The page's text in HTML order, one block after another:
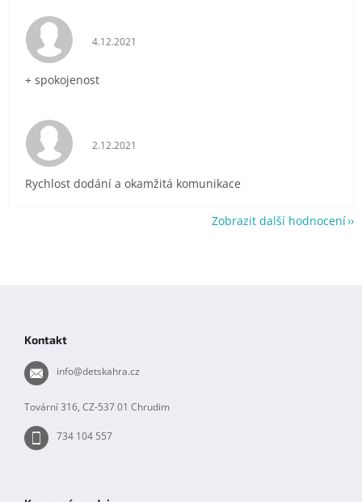
Hodnocení obchodu je 5 z 5 hvězdiček.
4.12.2021
+ spokojenost
Hodnocení obchodu je 5 z 5 hvězdiček.
2.12.2021
Rychlost dodání a okamžitá komunikace
Zobrazit další hodnocení
Kontakt
info@detskahra.cz
Tovární 316, CZ-537 01 Chrudim
734 104 557